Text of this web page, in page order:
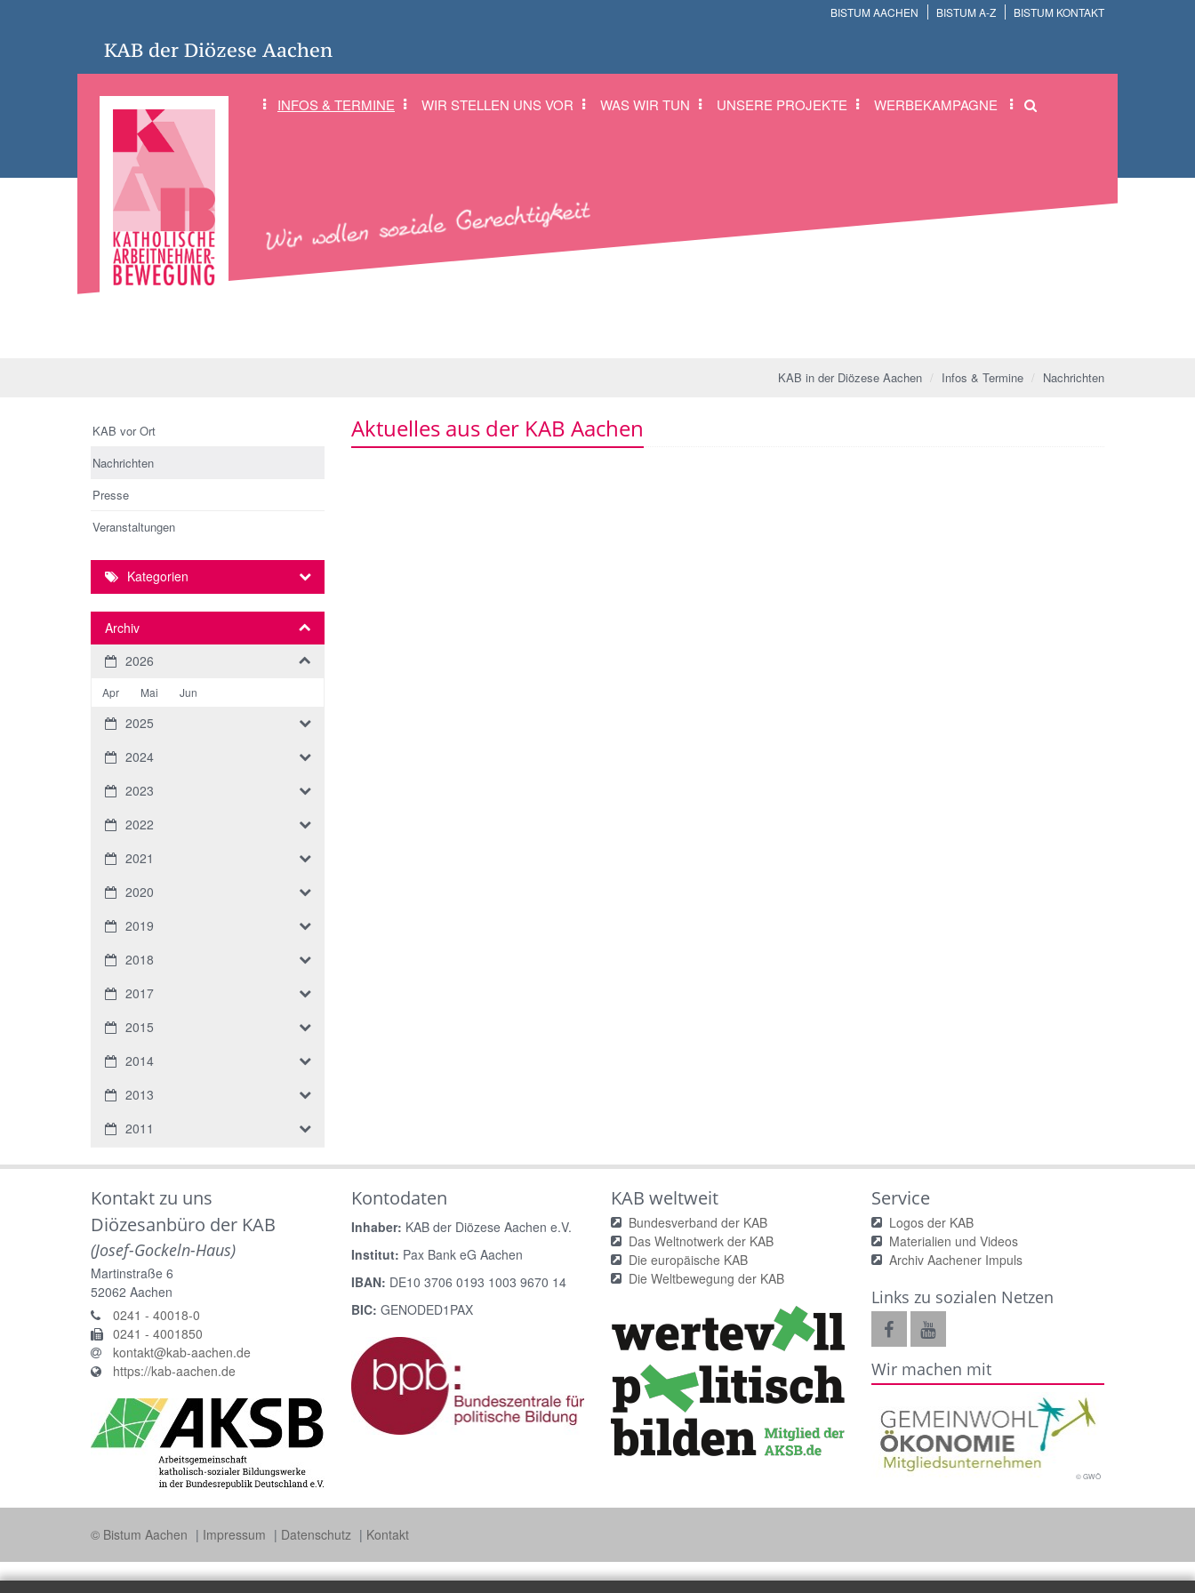
BISTUM AACHEN BISTUM A-Z BISTUM KONTAKT
KAB der Diözese Aachen
INFOS & TERMINE WIR STELLEN UNS VOR WAS WIR TUN UNSERE PROJEKTE WERBEKAMPAGNE
KAB in der Diözese Aachen Infos & Termine Nachrichten
Aktuelles aus der KAB Aachen
KAB vor Ort
Nachrichten
Presse
Veranstaltungen
Kategorien
Archiv
2026
Apr Mai Jun
2025
2024
2023
2022
2021
2020
2019
2018
2017
2015
2014
2013
2011
Kontakt zu uns
Diözesanbüro der KAB
(Josef-Gockeln-Haus)
Martinstraße 6
52062 Aachen
0241 - 40018-0
0241 - 4001850
kontakt@kab-aachen.de
https://kab-aachen.de
Kontodaten
Inhaber: KAB der Diözese Aachen e.V.
Institut: Pax Bank eG Aachen
IBAN: DE10 3706 0193 1003 9670 14
BIC: GENODED1PAX
KAB weltweit
Bundesverband der KAB
Das Weltnotwerk der KAB
Die europäische KAB
Die Weltbewegung der KAB
Service
Logos der KAB
Materialien und Videos
Archiv Aachener Impuls
Links zu sozialen Netzen
Wir machen mit
© GWÖ
© Bistum Aachen Impressum Datenschutz Kontakt